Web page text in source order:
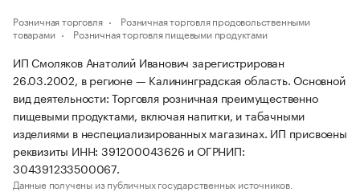
Розничная торговля
Розничная торговля продовольственными
товарами
Розничная торговля пищевыми продуктами
ИП Смоляков Анатолий Иванович зарегистрирован
26.03.2002, в регионе — Калининградская область. Основной
вид деятельности: Торговля розничная преимущественно
пищевыми продуктами, включая напитки, и табачными
изделиями в неспециализированных магазинах. ИП присвоены
реквизиты ИНН: 391200043626 и ОГРНИП:
304391233500067.
Данные получены из публичных государственных источников.